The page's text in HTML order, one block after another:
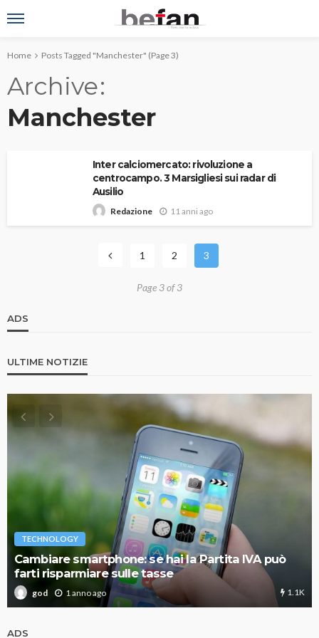
Home Posts Tagged "Manchester" (Page 3)
Archive
Manchester
Inter calciomercato: rivoluzione a
centrocampo. 3 Marsigliesi sui radar di
Ausilio
Redazione 11 anni ago
1 2 3
Page 3 of 3
ADS
ULTIME NOTIZIE
TECHNOLOGY
Cambiare smartphone: se hai la Partita IVA può
farti risparmiare sulle tasse
god 1 anno ago 1.1K
ADS